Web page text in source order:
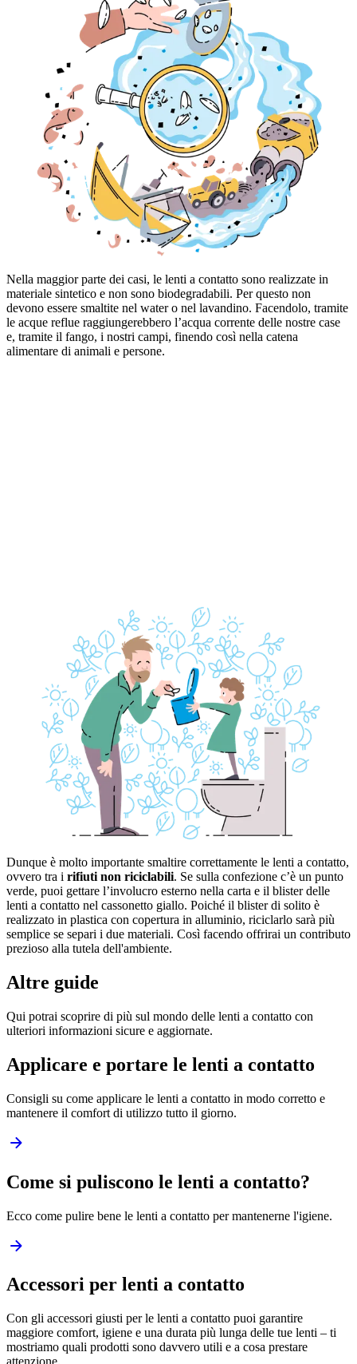
Nella maggior parte dei casi, le lenti a contatto sono realizzate in
materiale sintetico e non sono biodegradabili. Per questo non
devono essere smaltite nel water o nel lavandino. Facendolo, tramite
le acque reflue raggiungerebbero l’acqua corrente delle nostre case
e, tramite il fango, i nostri campi, finendo così nella catena
alimentare di animali e persone.
Dunque è molto importante smaltire correttamente le lenti a contatto,
ovvero tra i rifiuti non riciclabili. Se sulla confezione c’è un punto
verde, puoi gettare l’involucro esterno nella carta e il blister delle
lenti a contatto nel cassonetto giallo. Poiché il blister di solito è
realizzato in plastica con copertura in alluminio, riciclarlo sarà più
semplice se separi i due materiali. Così facendo offrirai un contributo
prezioso alla tutela dell'ambiente.
Altre guide
Qui potrai scoprire di più sul mondo delle lenti a contatto con
ulteriori informazioni sicure e aggiornate.
Applicare e portare le lenti a contatto
Consigli su come applicare le lenti a contatto in modo corretto e
mantenere il comfort di utilizzo tutto il giorno.
Come si puliscono le lenti a contatto?
Ecco come pulire bene le lenti a contatto per mantenerne l'igiene.
Accessori per lenti a contatto
Con gli accessori giusti per le lenti a contatto puoi garantire
maggiore comfort, igiene e una durata più lunga delle tue lenti – ti
mostriamo quali prodotti sono davvero utili e a cosa prestare